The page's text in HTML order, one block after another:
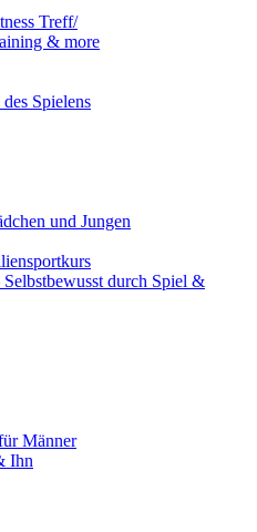
Treff/
& more
Spielens
und Jungen
durch Spiel &
Männer
Ihn